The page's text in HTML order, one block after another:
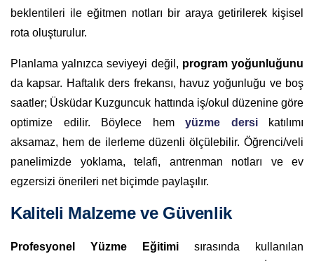
beklentileri ile eğitmen notları bir araya getirilerek kişisel
rota oluşturulur.
Planlama yalnızca seviyeyi değil, program yoğunluğunu
da kapsar. Haftalık ders frekansı, havuz yoğunluğu ve boş
saatler; Üsküdar Kuzguncuk hattında iş/okul düzenine göre
optimize edilir. Böylece hem yüzme dersikatılımı
aksamaz, hem de ilerleme düzenli ölçülebilir. Öğrenci/veli
panelimizde yoklama, telafi, antrenman notları ve ev
egzersizi önerileri net biçimde paylaşılır.
Kaliteli Malzeme ve Güvenlik
Profesyonel Yüzme Eğitimi sırasında kullanılan